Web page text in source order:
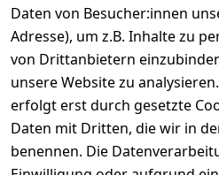
Daten von Besucher:innen
Adresse), um z.B. Inhalte zu
von Drittanbietern
unsere Website zu
erfolgt erst durch gesetzte
Daten mit Dritten, die wir in
benennen. Die
Barrierefreihe
itserklärung
Widerrufsrec
ht
Vertrag
widerrufen
n
Retoure &
Rücksendung
Rücksendeeti
kett drucken
(Inland)
FAQs - Häufig
24/7 aktueller
d
+ 95% aus